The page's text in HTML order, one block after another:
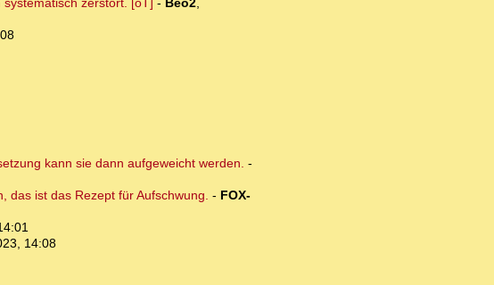
kann sie dann aufgeweicht werden. -
ist das Rezept für Aufschwung. - FOX-
14:08